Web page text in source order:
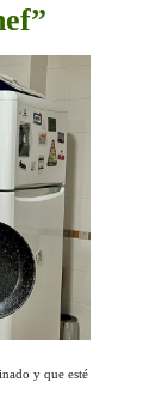
y que esté